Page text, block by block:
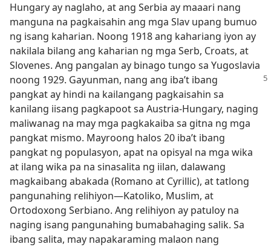
Hungary ay naglaho, at ang Serbia ay maaari nang
manguna na pagkaisahin ang mga Slav upang bumuo
ng isang kaharian. Noong 1918 ang kahariang iyon ay
nakilala bilang ang kaharian ng mga Serb, Croats, at
Slovenes. Ang pangalan ay binago tungo sa Yugoslavia
noong 1929. Gayunman, nang ang iba’t ibang
pangkat ay hindi na kailangang pagkaisahin sa
kanilang iisang pagkapoot sa Austria-Hungary, naging
maliwanag na may mga pagkakaiba sa gitna ng mga
pangkat mismo. Mayroong halos 20 iba’t ibang
pangkat ng populasyon, apat na opisyal na mga wika
at ilang wika pa na sinasalita ng iilan, dalawang
magkaibang abakada (Romano at Cyrillic), at tatlong
pangunahing relihiyon​—Katoliko, Muslim, at
Ortodoxong Serbiano. Ang relihiyon ay patuloy na
naging isang pangunahing bumabahaging salik. Sa
ibang salita, may napakaraming malaon nang